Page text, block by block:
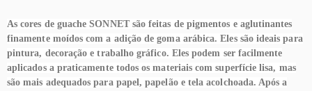
As cores de guache SONNET são feitas de pigmentos e aglutinantes
finamente moídos com a adição de goma arábica. Eles são ideais para
pintura, decoração e trabalho gráfico. Eles podem ser facilmente
aplicados a praticamente todos os materiais com superfície lisa, mas
são mais adequados para papel, papelão e tela acolchoada. Após a